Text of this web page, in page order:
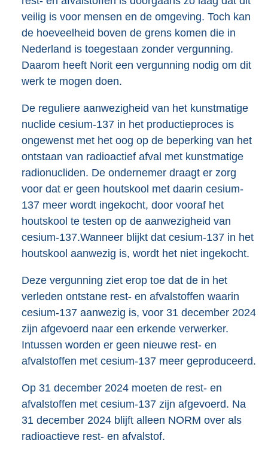
veilig is voor mensen en de omgeving. Toch kan
de hoeveelheid boven de grens komen die in
Nederland is toegestaan zonder vergunning.
Daarom heeft Norit een vergunning nodig om dit
werk te mogen doen.
De reguliere aanwezigheid van het kunstmatige
nuclide cesium-137 in het productieproces is
ongewenst met het oog op de beperking van het
ontstaan van radioactief afval met kunstmatige
radionucliden. De ondernemer draagt er zorg
voor dat er geen houtskool met daarin cesium-
137 meer wordt ingekocht, door vooraf het
houtskool te testen op de aanwezigheid van
cesium-137.Wanneer blijkt dat cesium-137 in het
houtskool aanwezig is, wordt het niet ingekocht.
Deze vergunning ziet erop toe dat de in het
verleden ontstane rest- en afvalstoffen waarin
cesium-137 aanwezig is, voor 31 december 2024
zijn afgevoerd naar een erkende verwerker.
Intussen worden er geen nieuwe rest- en
afvalstoffen met cesium-137 meer geproduceerd.
Op 31 december 2024 moeten de rest- en
afvalstoffen met cesium-137 zijn afgevoerd. Na
31 december 2024 blijft alleen NORM over als
radioactieve rest- en afvalstof.